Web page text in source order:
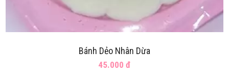
Bánh Dẻo Nhân Dừa
45.000 đ